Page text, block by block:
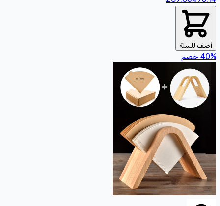
أضف للسلة
40% خصم